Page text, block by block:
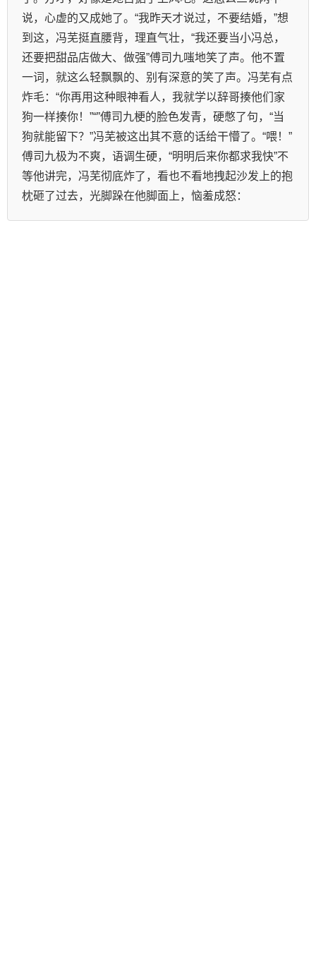
说，心虚的又成她了。“我昨天才说过，不要结婚，”想
到这，冯芜挺直腰背，理直气壮，“我还要当小冯总，
还要把甜品店做大、做强”傅司九嗤地笑了声。他不置
一词，就这么轻飘飘的、别有深意的笑了声。冯芜有点
炸毛：“你再用这种眼神看人，我就学以辞哥揍他们家
狗一样揍你！”“”傅司九梗的脸色发青，硬憋了句，“当
狗就能留下？”冯芜被这出其不意的话给干懵了。“喂！”
傅司九极为不爽，语调生硬，“明明后来你都求我快”不
等他讲完，冯芜彻底炸了，看也不看地拽起沙发上的抱
枕砸了过去，光脚跺在他脚面上，恼羞成怒：